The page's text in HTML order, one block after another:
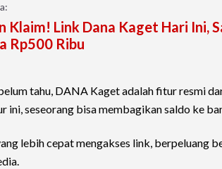
Klaim! Link Dana Kaget Hari Ini,
Rp500 Ribu
tahu, DANA Kaget adalah fitur resmi
ini, seseorang bisa membagikan saldo ke
lebih cepat mengakses link, berpeluang